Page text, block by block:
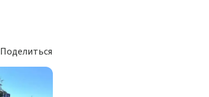
Поделиться